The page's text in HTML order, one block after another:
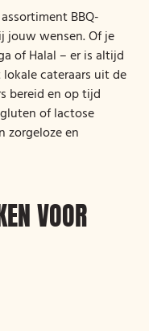
BBQ-
jouw wensen. Of je
of Halal – er is altijd
cateraars uit de
bereid en op tijd
of lactose
zorgeloze en
VOOR